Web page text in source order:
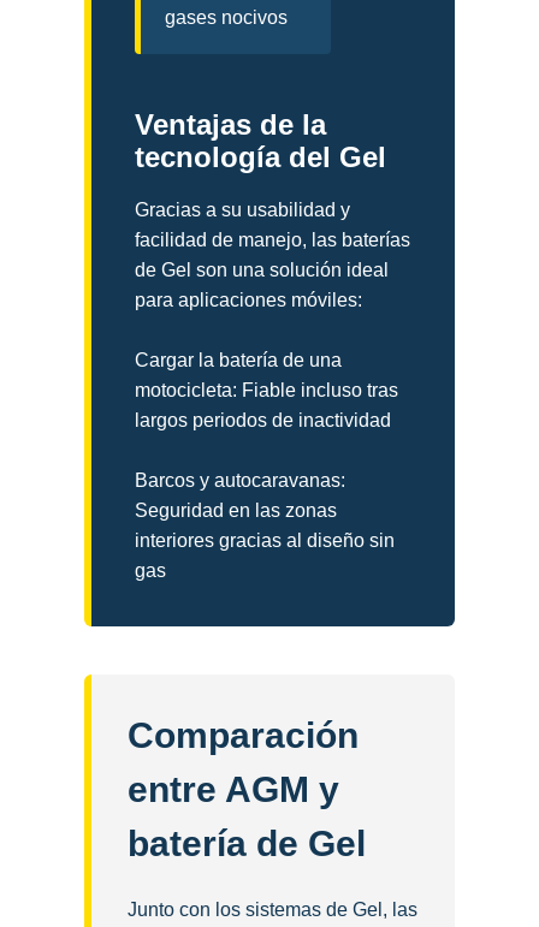
gases nocivos
Ventajas de la
tecnología del Gel
Gracias a su usabilidad y
facilidad de manejo, las baterías
de Gel son una solución ideal
para aplicaciones móviles:
Cargar la batería de una
motocicleta: Fiable incluso tras
largos periodos de inactividad
Barcos y autocaravanas:
Seguridad en las zonas
interiores gracias al diseño sin
gas
Comparación
entre AGM y
batería de Gel
Junto con los sistemas de Gel, las